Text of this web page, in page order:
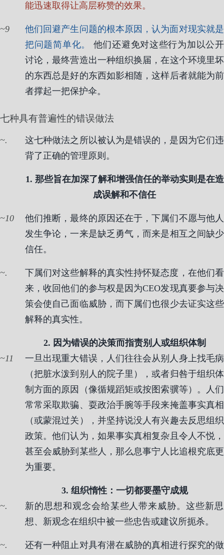
能迅速取得让高层称赞的效果。
9
他们回避产生问题的根本原因，认为面对现实就是
把问题简单化。
他们还避免对这些行为加以公开
讨论，最终营造出一种组织换届，在这个环境里坏
的东西总是好的东西如影相随，这样后者就能为前
者撑起一把保护伞。
七种具有普遍性的错误做法
.
这七种做法之所以被认为是错误的，是因为它们违
背了正确的管理原则。
1. 那些旨在加深了解和增强信任的举动实则是在造
成误解和不信任
10
他们推断，最终的原因还在于，下属们不愿与他人
发生争论，一来是缺乏勇气，而来是相互之间缺少
信任。
.
下属们对这些解释的真实性持怀疑态度，在他们看
来，收回他们的参与权是因为CEO发现真要参与决
策会使自己面临威胁，而下属们也很少去证实这些
解释的真实性。
2. 因为错误的决策而指责别人或组织体制
11
一旦出现重大错误，人们往往会从别人身上找毛病
（把脏水泼到别人的院子里），或者归咎于组织体
制方面的原因（像循规蹈矩或按图索骥等）。人们
常常采取欺骗、耍政治手腕等手段来掩盖事实真相
（或蒙混过关），并坚持说没人有兴趣去反思组织
政策。他们认为，如果事实真相复杂且令人不悦，
甚至会威胁到某些人，那么息事宁人比追根究底更
为重要。
3. 组织惰性：一切都要墨守成规
.
新的思想和观念会给某些人带来威胁。这些新思
想、新观念在组织中被一些忠告或建议所扼杀。
. 还有一种阻止对具有潜在威胁的真相进行探究的做